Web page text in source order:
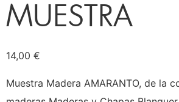
MUESTRA
14,00 €
Muestra Madera AMARANTO, de la